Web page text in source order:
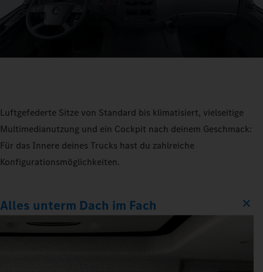
Luftgefederte Sitze von Standard bis klimatisiert, vielseitige
Multimedianutzung und ein Cockpit nach deinem Geschmack:
Für das Innere deines Trucks hast du zahlreiche
Konfigurationsmöglichkeiten.
Alles unterm Dach im Fach